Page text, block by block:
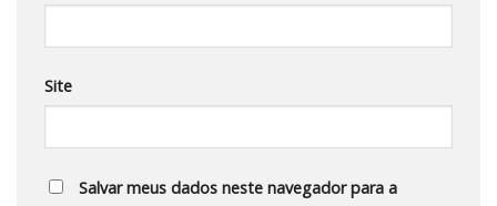
Site
Salvar meus dados neste navegador para a